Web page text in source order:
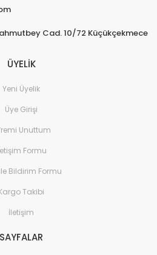
Cad. 10/72 Küçükçekmece
ÜYELİK
Yeni Üyelik
Üye Girişi
Unuttum
Formu
Bildirim Formu
Takibi
İletişim
SAYFALAR